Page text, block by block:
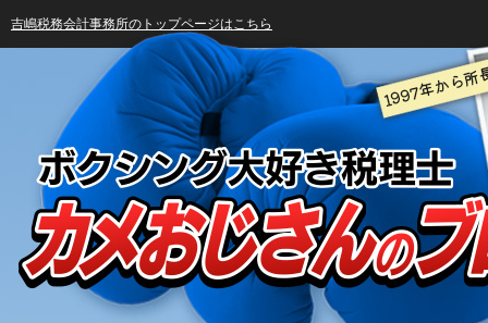
吉嶋税務会計事務所のトップページはこちら